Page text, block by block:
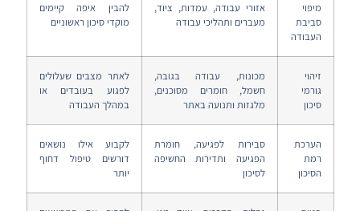
מיפוי
סביבת
העבודה
אזורי עבודה, עמדות, ציוד,
מעברים ותהליכי עבודה
להבין איפה קיימים
מוקדי סיכון ראשוניים
זיהוי
גורמי
סיכון
מכונות, עבודה בגובה,
חשמל, חומרים מסוכנים,
מלגזות ותנועה באתר
לאתר מצבים שעלולים
לפגוע בעובדים או
במהלך העבודה
הערכת
רמת
הסיכון
סבירות לפגיעה, חומרת
הפגיעה ותדירות החשיפה
לסיכון
לקבוע אילו נושאים
דורשים טיפול דחוף
יותר